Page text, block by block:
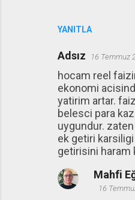
YANITLA
Adsız 16 Temmuz
hocam reel
ekonomi
yatirim artar.
belesci para
uygundur.
ek getiri
getirisini haram
Mahfi
16